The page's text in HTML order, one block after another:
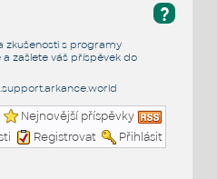
?
zkušenosti s programy
a zašlete váš příspěvek do
Nejnovější příspěvky
Registrovat Přihlásit